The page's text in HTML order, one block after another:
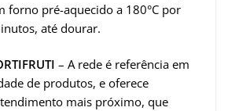
forno pré-aquecido a 180°C por
até dourar.
– A rede é referência em
de produtos, e oferece
mais próximo, que